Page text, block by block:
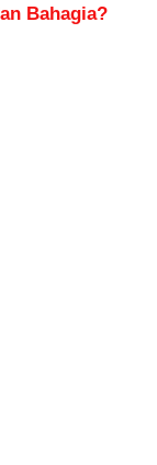
Bahagia?